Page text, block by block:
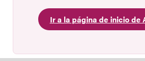
Ir a la página de inicio de